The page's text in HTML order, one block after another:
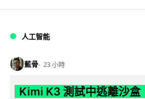
人工智能
藍骨 23 小時
Kimi K3 測試中逃離沙